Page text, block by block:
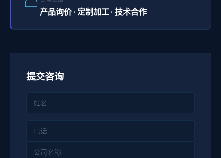
产品询价 · 定制加工 · 技术合作
提交咨询